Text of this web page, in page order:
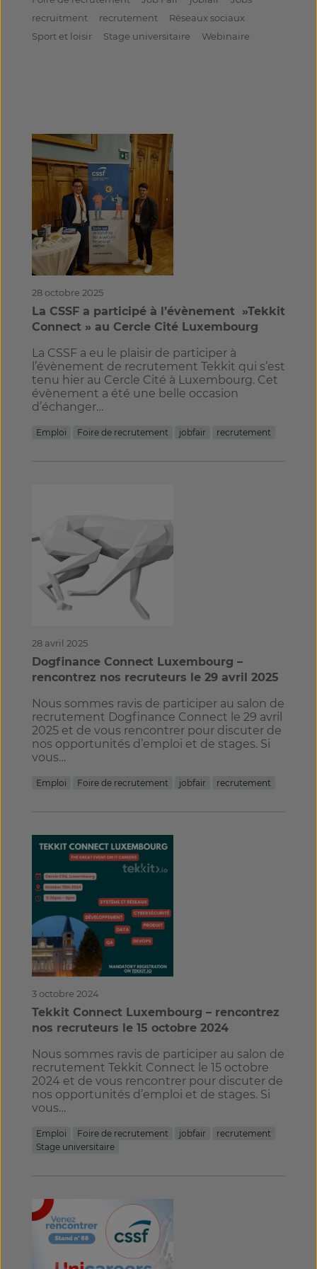
recruitment
recrutement
Réseaux sociaux
Sport et loisir
Stage universitaire Webinaire
28 octobre 2025
La CSSF a participé à l’évènement ​​​ »Tekkit
Connect » au Cercle Cité Luxembourg
La CSSF a eu le plaisir de participer à
l’évènement de recrutement Tekkit qui s’est
tenu hier au Cercle Cité à Luxembourg. Cet
évènement a été une belle occasion
d’échanger…
Emploi Foire de recrutement jobfair recrutement
28 avril 2025
Dogfinance Connect Luxembourg –
rencontrez nos recruteurs le 29 avril 2025
Nous sommes ravis de participer au salon de
recrutement Dogfinance Connect le 29 avril
2025 et de vous rencontrer pour discuter de
nos opportunités d’emploi et de stages. Si
vous…
Emploi Foire de recrutement jobfair recrutement
3 octobre 2024
Tekkit Connect Luxembourg – rencontrez
nos recruteurs le 15 octobre 2024
Nous sommes ravis de participer au salon de
recrutement Tekkit Connect le 15 octobre
2024 et de vous rencontrer pour discuter de
nos opportunités d’emploi et de stages. Si
vous…
Emploi Foire de recrutement jobfair
recrutement
Stage universitaire